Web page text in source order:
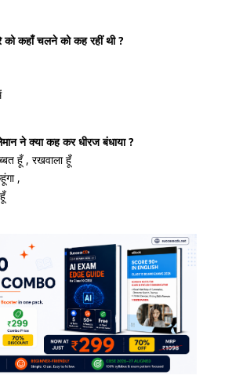
को कहाँ चलने को कह रहीं थी ?
ने क्या कह कर धीरज बंधाया ?
हूँ , रखवाला हूँ
,